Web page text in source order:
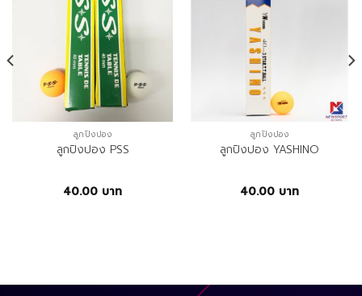
ลูกปิงปอง
ลูกปิงปอง PSS
40.00 บาท
ลูกปิงปอง
ลูกปิงปอง YASHINO
40.00 บาท